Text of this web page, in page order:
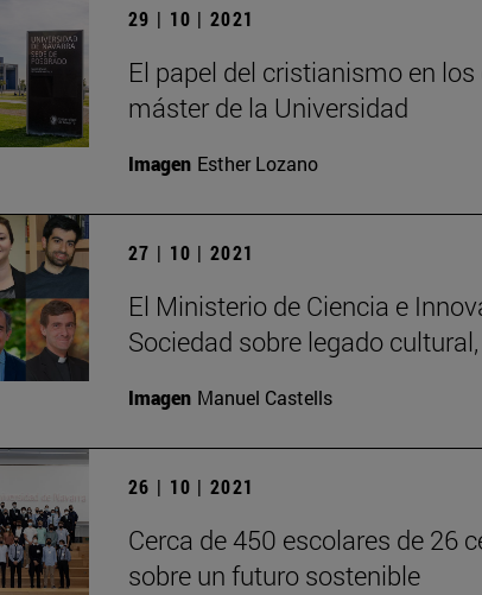
29 | 10 | 2021
El papel del cristianismo en
máster de la Universidad
Imagen Esther Lozano
27 | 10 | 2021
El Ministerio de Ciencia e
Sociedad sobre legado
Imagen Manuel Castells
26 | 10 | 2021
Cerca de 450 escolares de 26
sobre un futuro sostenible